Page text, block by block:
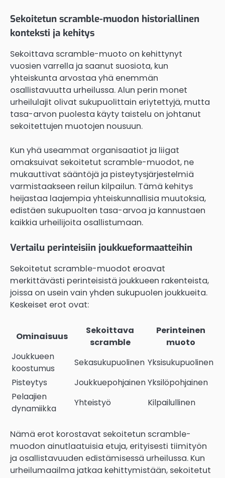
Sekoitetun scramble-muodon historiallinen
konteksti ja kehitys
Sekoittava scramble-muoto on kehittynyt
vuosien varrella ja saanut suosiota, kun
yhteiskunta arvostaa yhä enemmän
osallistavuutta urheilussa. Alun perin monet
urheilulajit olivat sukupuolittain eriytettyjä, mutta
tasa-arvon puolesta käyty taistelu on johtanut
sekoitettujen muotojen nousuun.
Kun yhä useammat organisaatiot ja liigat
omaksuivat sekoitetut scramble-muodot, ne
mukauttivat sääntöjä ja pisteytysjärjestelmiä
varmistaakseen reilun kilpailun. Tämä kehitys
heijastaa laajempia yhteiskunnallisia muutoksia,
edistäen sukupuolten tasa-arvoa ja kannustaen
kaikkia urheilijoita osallistumaan.
Vertailu perinteisiin joukkueformaatteihin
Sekoitetut scramble-muodot eroavat
merkittävästi perinteisistä joukkueen rakenteista,
joissa on usein vain yhden sukupuolen joukkueita.
Keskeiset erot ovat:
Ominaisuus
Sekoittava
scramble
Perinteinen
muoto
Joukkueen
koostumus
Sekasukupuolinen Yksisukupuolinen
Pisteytys
JoukkuepohjainenYksilöpohjainen
Pelaajien
dynamiikka
Yhteistyö Kilpailullinen
Nämä erot korostavat sekoitetun scramble-
muodon ainutlaatuisia etuja, erityisesti tiimityön
ja osallistavuuden edistämisessä urheilussa. Kun
urheilumaailma jatkaa kehittymistään, sekoitetut